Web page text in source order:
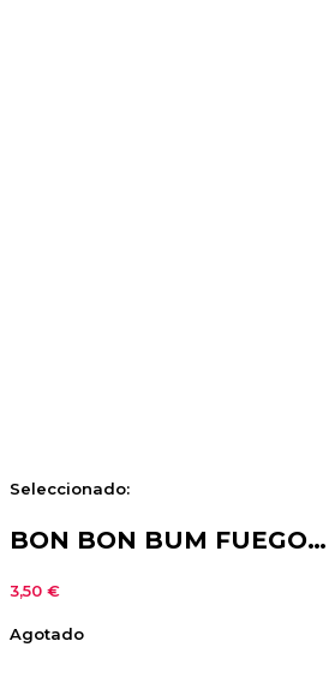
Seleccionado:
BON BON BUM FUEGO…
3,50 €
Agotado